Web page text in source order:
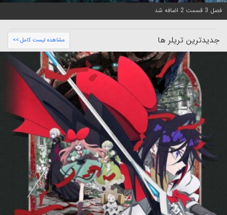
فصل 3 قسمت 2 اضافه شد
جدیدترین تریلر ها مشاهده لیست کامل >>